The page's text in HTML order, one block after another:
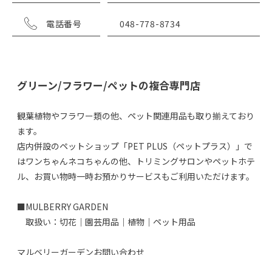
電話番号 048-778-8734
グリーン/フラワー/ペットの複合専門店
観葉植物やフラワー類の他、ペット関連用品も取り揃えており
ます。
店内併設のペットショップ「PET PLUS（ペットプラス）」で
はワンちゃんネコちゃんの他、トリミングサロンやペットホテ
ル、お買い物時一時お預かりサービスもご利用いただけます。
■MULBERRY GARDEN
取扱い：切花｜園芸用品｜植物｜ペット用品
マルベリーガーデンお問い合わせ